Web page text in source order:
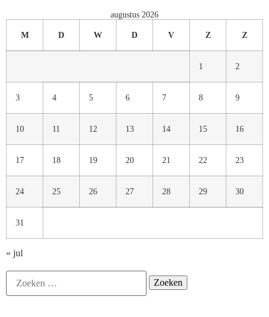
augustus 2026
M D W D V Z Z
1 2
3 4 5 6 7 8 9
10 11 12 13 14 15 16
17 18 19 20 21 22 23
24 25 26 27 28 29 30
31
« jul